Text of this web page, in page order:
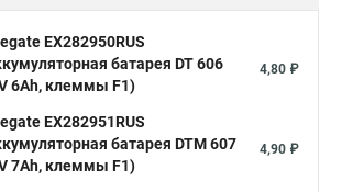
EX282950RUS
батарея DT 606
6Ah, клеммы F1)
4,80 ₽
EX282951RUS
батарея DTM 607
7Ah, клеммы F1)
4,90 ₽